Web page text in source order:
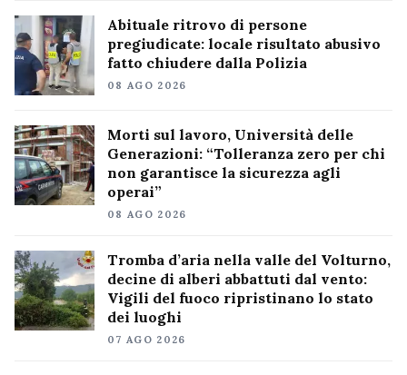
Abituale ritrovo di persone
pregiudicate: locale risultato abusivo
fatto chiudere dalla Polizia
08 AGO 2026
Morti sul lavoro, Università delle
Generazioni: “Tolleranza zero per chi
non garantisce la sicurezza agli
operai”
08 AGO 2026
Tromba d’aria nella valle del Volturno,
decine di alberi abbattuti dal vento:
Vigili del fuoco ripristinano lo stato
dei luoghi
07 AGO 2026